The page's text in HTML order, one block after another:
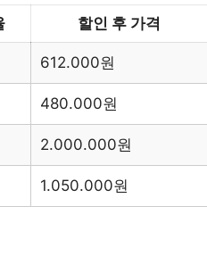
할인 후 가격
612.000원
480.000원
2.000.000원
1.050.000원